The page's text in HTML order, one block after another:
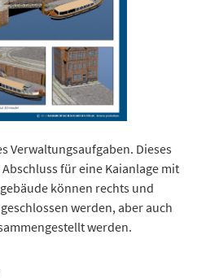
Verwaltungsaufgaben. Dieses
für eine Kaianlage mit
können rechts und
werden, aber auch
werden.